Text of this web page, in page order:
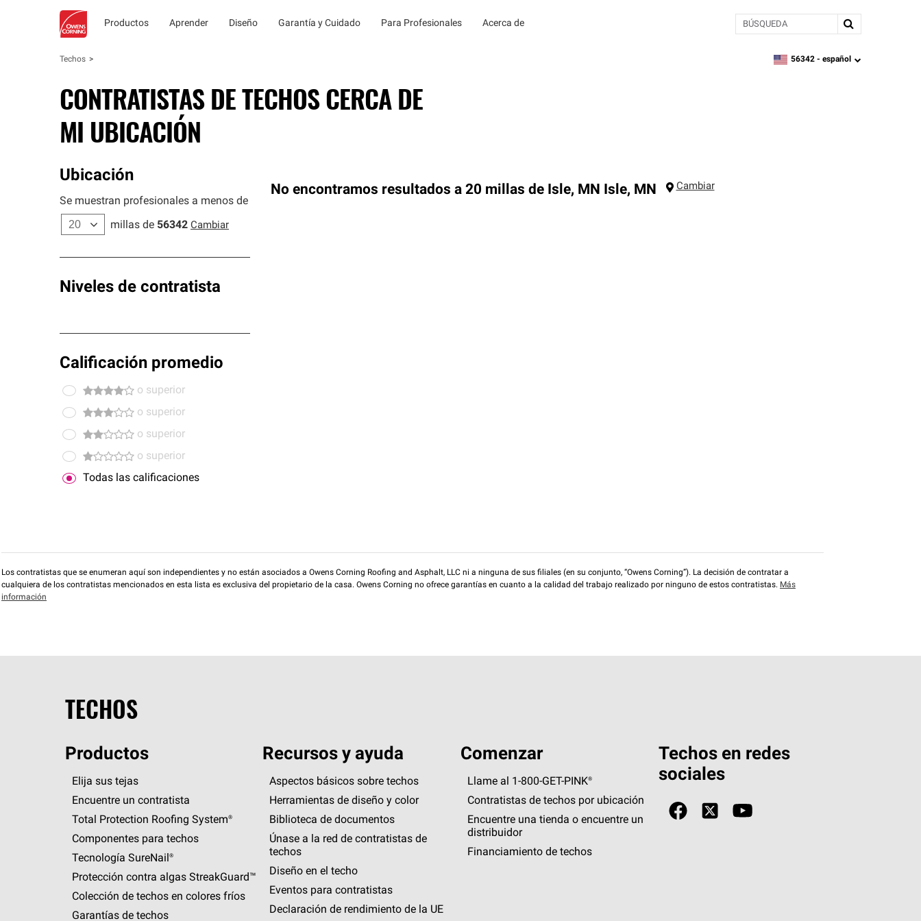
Productos Aprender Diseño Garantía y Cuidado Para Profesionales Acerca de BÚSQUEDA
Techos zipcode,language
56342 - español
CONTRATISTAS DE TECHOS CERCA DE
MI UBICACIÓN
Ubicación
Se muestran profesionales a menos de
millas de 56342 Cambiar
Niveles de contratista
Calificación promedio
o superior
o superior
o superior
o superior
Todas las calificaciones
No encontramos resultados a 20 millas de Isle, MN Isle, MN Cambiar
Los contratistas que se enumeran aquí son independientes y no están asociados a Owens Corning Roofing and Asphalt, LLC ni a ninguna de sus filiales (en su conjunto, “Owens Corning”). La decisión de contratar a
cualquiera de los contratistas mencionados en esta lista es exclusiva del propietario de la casa. Owens Corning no ofrece garantías en cuanto a la calidad del trabajo realizado por ninguno de estos contratistas. Más
información
TECHOS
Productos
Elija sus tejas
Encuentre un contratista
Total Protection Roofing System®
Componentes para techos
Tecnología SureNail®
Protección contra algas StreakGuard™
Colección de techos en colores fríos
Garantías de techos
Recursos y ayuda
Aspectos básicos sobre techos
Herramientas de diseño y color
Biblioteca de documentos
Únase a la red de contratistas de
techos
Diseño en el techo
Eventos para contratistas
Declaración de rendimiento de la UE
Comenzar
Llame al 1-800-GET -PINK®
Contratistas de techos por ubicación
Encuentre una tienda o encuentre un
distribuidor
Financiamiento de techos
Techos en redes
sociales